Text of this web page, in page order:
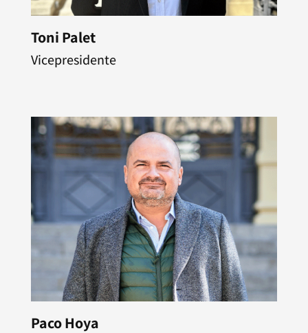
Toni Palet
Vicepresidente
Paco Hoya